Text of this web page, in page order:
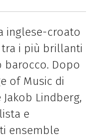
inglese-croato
tra i più brillanti
Dopo
of Music di
Lindberg,
e
ensemble